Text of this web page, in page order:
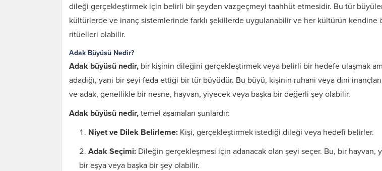
dileği gerçekleştirmek için belirli bir şeyden vazgeçmeyi taahhüt etmesidir. Bu tür
kültürlerde ve inanç sistemlerinde farklı şekillerde uygulanabilir ve her kültürün kendine
ritüelleri olabilir.
Adak Büyüsü Nedir?
Adak büyüsü nedir, bir kişinin dileğini gerçekleştirmek veya belirli bir hedefe ulaşmak
adadığı, yani bir şeyi feda ettiği bir tür büyüdür. Bu büyü, kişinin ruhani veya dini
ve adak, genellikle bir nesne, hayvan, yiyecek veya başka bir değerli şey olabilir.
Adak büyüsü nedir, temel aşamaları şunlardır:
Niyet ve Dilek Belirleme: Kişi, gerçekleştirmek istediği dileği veya hedefi belirler.
Adak Seçimi: Dileğin gerçekleşmesi için adanacak olan şeyi seçer. Bu, bir hayvan,
bir eşya veya başka bir şey olabilir.